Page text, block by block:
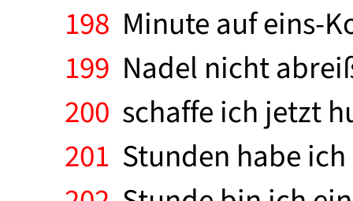
198 Minute auf eins-
199 Nadel nicht
200 schaffe ich jetzt
201 Stunden habe